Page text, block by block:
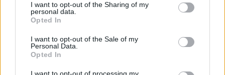
I want to opt-out of the Sharing of my
personal data.
Opted In
I want to opt-out of the Sale of my
Personal Data.
Opted In
I want to opt-out of processing my
περιοχή της Ευκαρπίας».